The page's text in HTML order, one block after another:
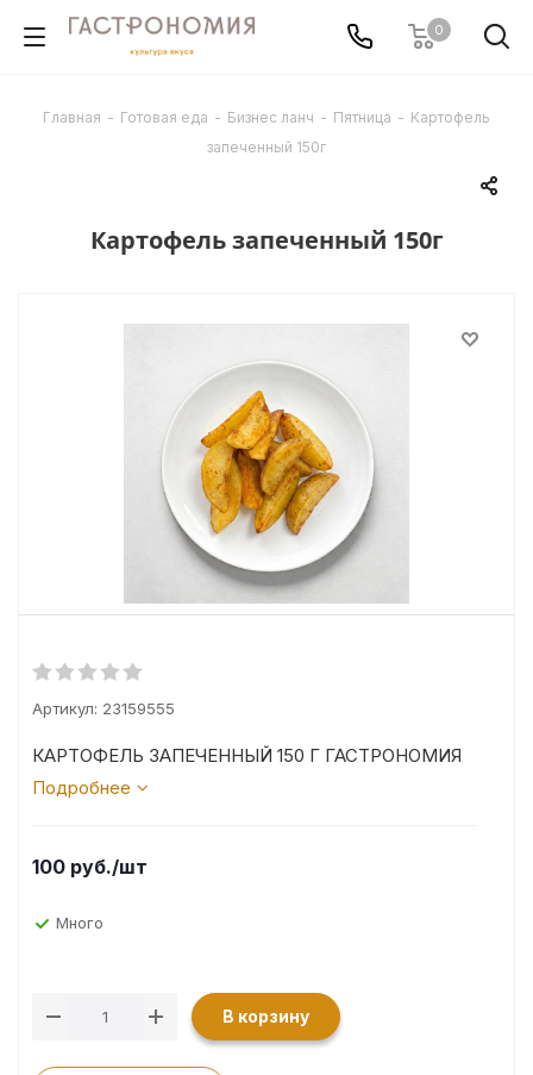
0
Главная - Готовая еда - Бизнес ланч - Пятница - Картофель
запеченный 150г
Картофель запеченный 150г
Артикул: 23159555
КАРТОФЕЛЬ ЗАПЕЧЕННЫЙ 150 Г ГАСТРОНОМИЯ
Подробнее
100 руб./шт
Много
В корзину